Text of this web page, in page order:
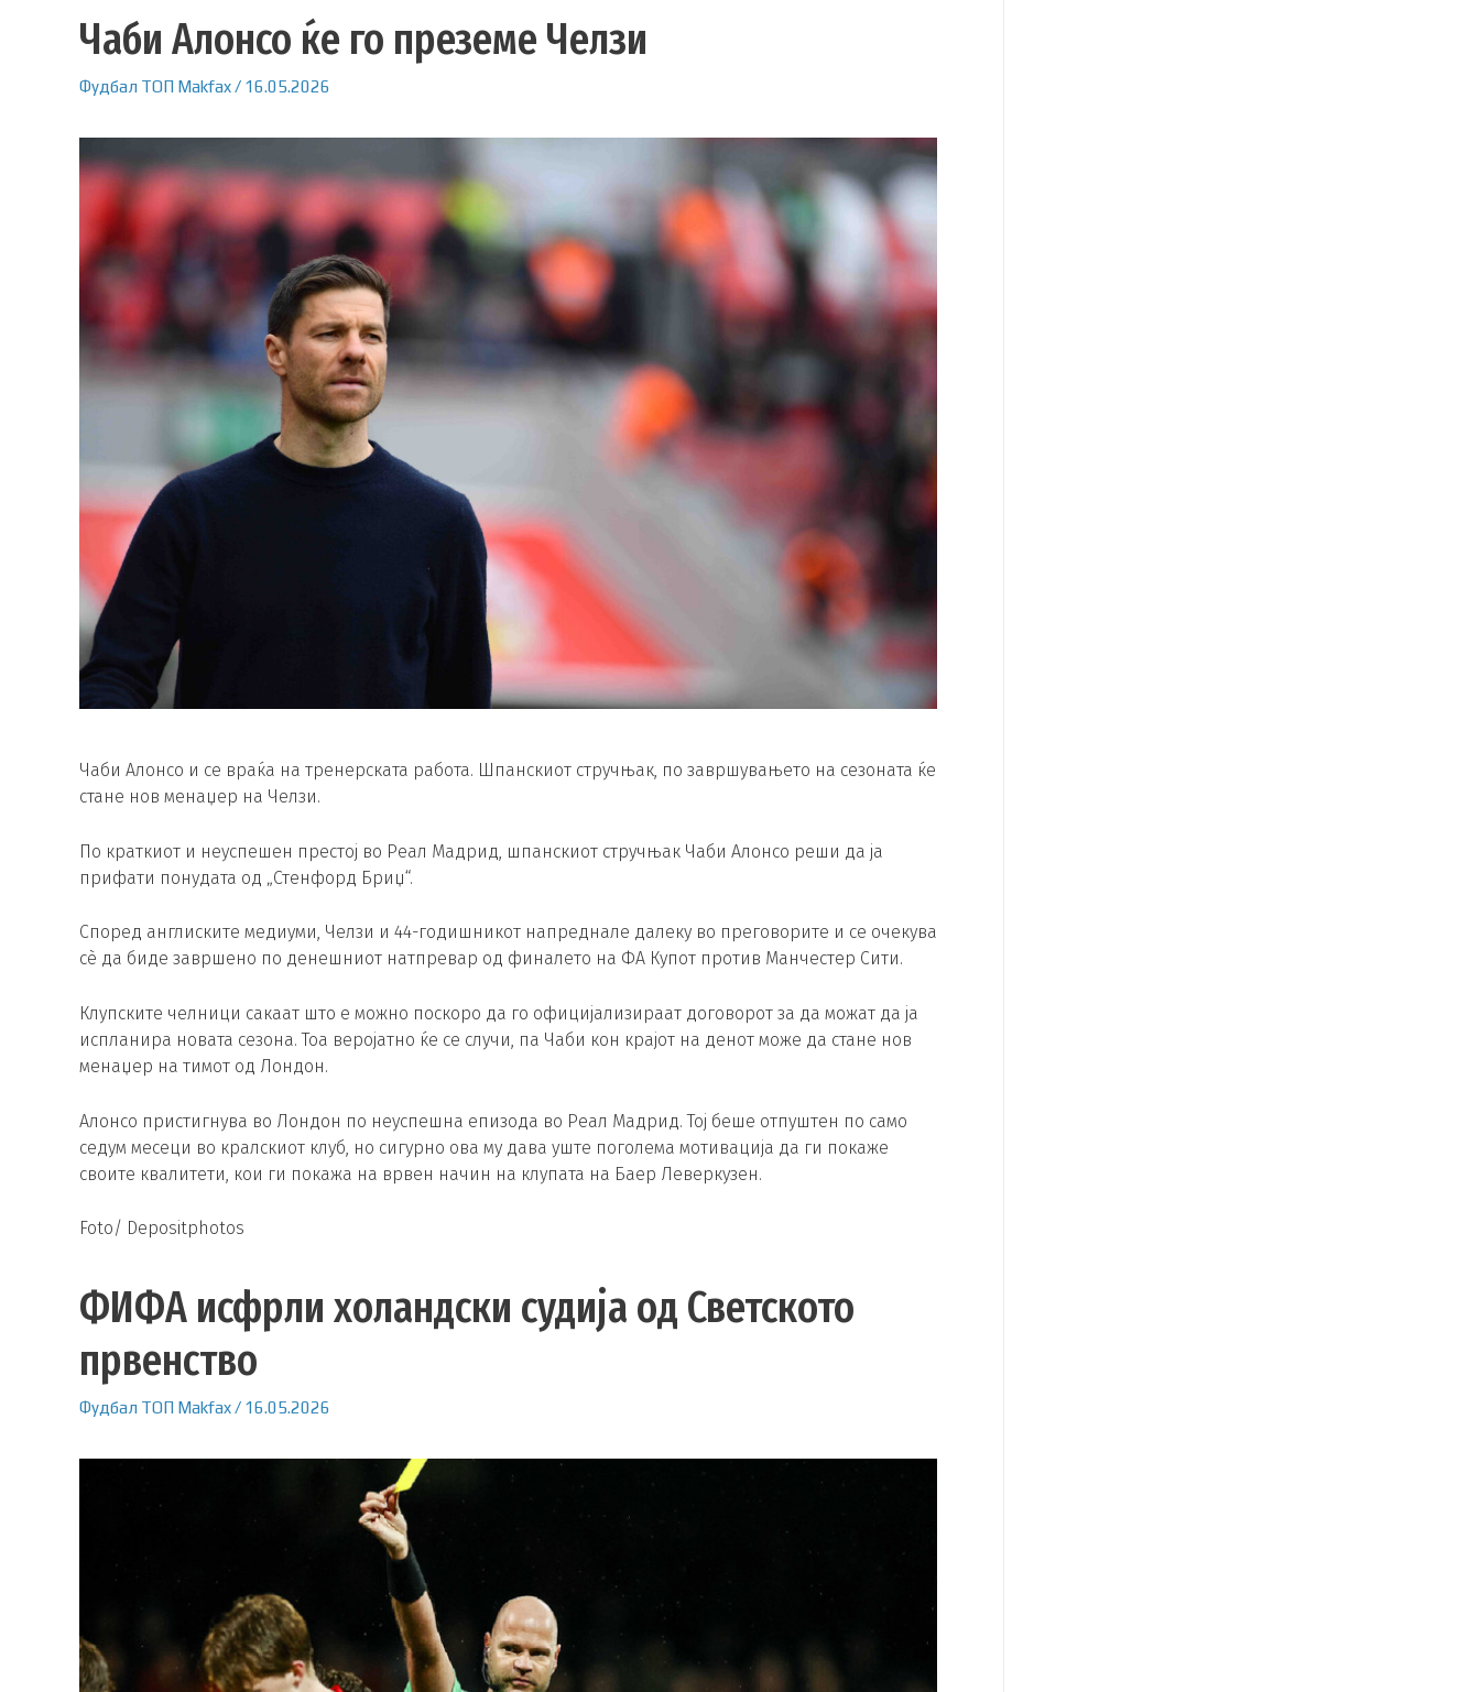
Чаби Алонсо ќе го преземе Челзи
Фудбал ТОП Makfax/ 16.05.2026
Чаби Алонсо и се враќа на тренерската работа. Шпанскиот стручњак, по завршувањето на сезоната ќе
стане нов менаџер на Челзи.
По краткиот и неуспешен престој во Реал Мадрид, шпанскиот стручњак Чаби Алонсо реши да ја
прифати понудата од „Стенфорд Бриџ“.
Според англиските медиуми, Челзи и 44-годишникот напреднале далеку во преговорите и се очекува
сè да биде завршено по денешниот натпревар од финалето на ФА Купот против Манчестер Сити.
Клупските челници сакаат што е можно поскоро да го официјализираат договорот за да можат да ја
испланира новата сезона. Тоа веројатно ќе се случи, па Чаби кон крајот на денот може да стане нов
менаџер на тимот од Лондон.
Алонсо пристигнува во Лондон по неуспешна епизода во Реал Мадрид. Тој беше отпуштен по само
седум месеци во кралскиот клуб, но сигурно ова му дава уште поголема мотивација да ги покаже
своите квалитети, кои ги покажа на врвен начин на клупата на Баер Леверкузен.
Foto/ Depositphotos
ФИФА исфрли холандски судија од Светското
првенство
Фудбал ТОП Makfax/ 16.05.2026